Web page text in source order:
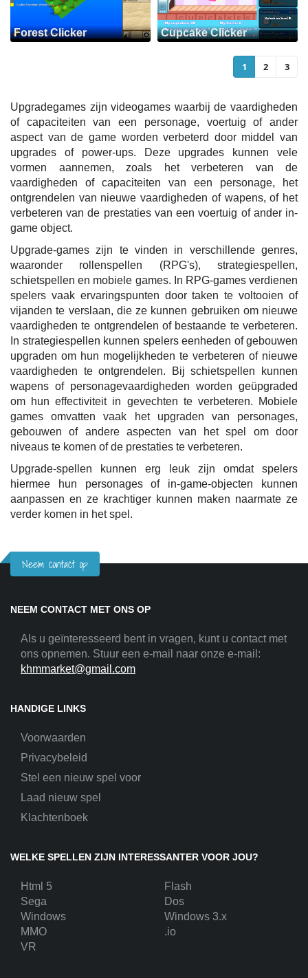
Forest Clicker Cupcake Clicker
1 2 3
Upgradegames zijn videogames waarbij de vaardigheden
of capaciteiten van een personage, voertuig of ander
aspect van de game worden verbeterd door middel van
upgrades of power-ups. Deze upgrades kunnen vele
vormen aannemen, zoals het verbeteren van de
vaardigheden of capaciteiten van een personage, het
ontgrendelen van nieuwe vaardigheden of wapens, of het
verbeteren van de prestaties van een voertuig of ander in-
game object.
Upgrade-games zijn te vinden in verschillende genres,
waaronder rollenspellen (RPG's), strategiespellen,
schietspellen en mobiele games. In RPG-games verdienen
spelers vaak ervaringspunten door taken te voltooien of
vijanden te verslaan, die ze kunnen gebruiken om nieuwe
vaardigheden te ontgrendelen of bestaande te verbeteren.
In strategiespellen kunnen spelers eenheden of gebouwen
upgraden om hun mogelijkheden te verbeteren of nieuwe
vaardigheden te ontgrendelen. Bij schietspellen kunnen
wapens of personagevaardigheden worden geüpgraded
om hun effectiviteit in gevechten te verbeteren. Mobiele
games omvatten vaak het upgraden van personages,
gebouwen of andere aspecten van het spel om door
niveaus te komen of de prestaties te verbeteren.
Upgrade-spellen kunnen erg leuk zijn omdat spelers
hiermee hun personages of in-game-objecten kunnen
aanpassen en ze krachtiger kunnen maken naarmate ze
verder komen in het spel.
Neem contact op
NEEM CONTACT MET ONS OP
Als u geïnteresseerd bent in vragen, kunt u contact met
ons opnemen. Stuur een e-mail naar onze e-mail:
khmmarket@gmail.com
HANDIGE LINKS
Voorwaarden
Privacybeleid
Stel een nieuw spel voor
Laad nieuw spel
Klachtenboek
WELKE SPELLEN ZIJN INTERESSANTER VOOR JOU?
Html 5
Flash
Sega
Dos
Windows
Windows 3.x
MMO
.io
VR